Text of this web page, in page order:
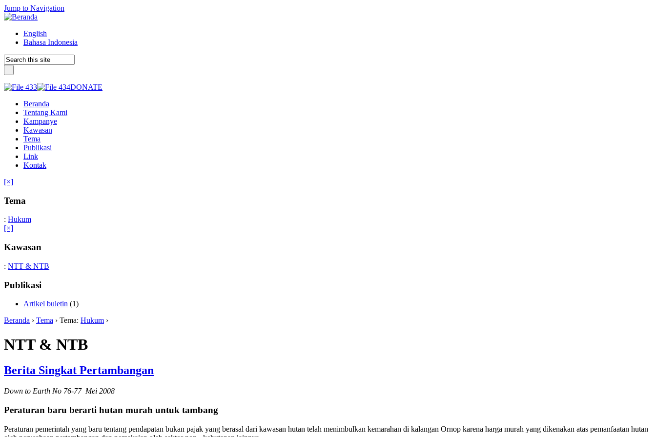
Jump to Navigation
English
Bahasa Indonesia
DONATE
Beranda
Tentang Kami
Kampanye
Kawasan
Tema
Publikasi
Link
Kontak
[×]
Tema
: Hukum
[×]
Kawasan
: NTT & NTB
Publikasi
Artikel buletin (1)
Beranda › Tema › Tema: Hukum ›
NTT & NTB
Berita Singkat Pertambangan
Down to Earth No 76-77 Mei 2008
Peraturan baru berarti hutan murah untuk tambang
Peraturan pemerintah yang baru tentang pendapatan bukan pajak yang berasal dari kawasan hutan telah menimbulkan kemarahan di kalangan Ornop karena harga murah yang dikenakan atas pemanfaatan hutan